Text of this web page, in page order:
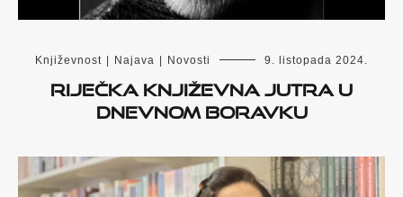
Književnost Najava Novosti 9. listopada 2024.
Riječka književna jutra u
Dnevnom Boravku